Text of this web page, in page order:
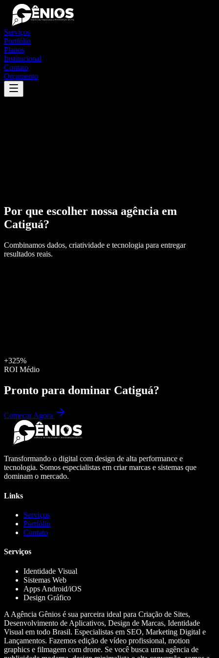
Serviços
Portfólio
Planos
Institucional
Contato
Orçamento
Por que escolher nossa agência em
Catiguá?
Combinamos dados, criatividade e tecnologia para entregar
resultados reais.
+325%
ROI Médio
Pronto para dominar Catiguá?
Começar Agora
Transformando o digital com design de alta performance e
tecnologia. Somos especialistas em criar marcas e sistemas que
dominam o mercado.
Links
Serviços
Portfólio
Contato
Serviços
Identidade Visual
Sistemas Web
Apps Android/iOS
Design Gráfico
A Agência Gênios é sua parceira ideal para Criação de Sites,
Desenvolvimento de Aplicativos, Design de Marcas, Identidade
Visual em todo Brasil. Especialistas em SEO, Marketing Digital e
Lançamentos. Fazemos edição de vídeo profissional, motion
graphics e filmagem com drone. Se você busca uma agência de